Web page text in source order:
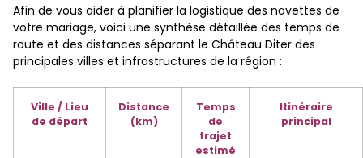
Afin de vous aider à planifier la logistique des navettes de
votre mariage, voici une synthèse détaillée des temps de
route et des distances séparant le Château Diter des
principales villes et infrastructures de la région :
Ville / Lieu
de départ
Distance
(km)
Temps
de
trajet
estimé
Itinéraire
principal